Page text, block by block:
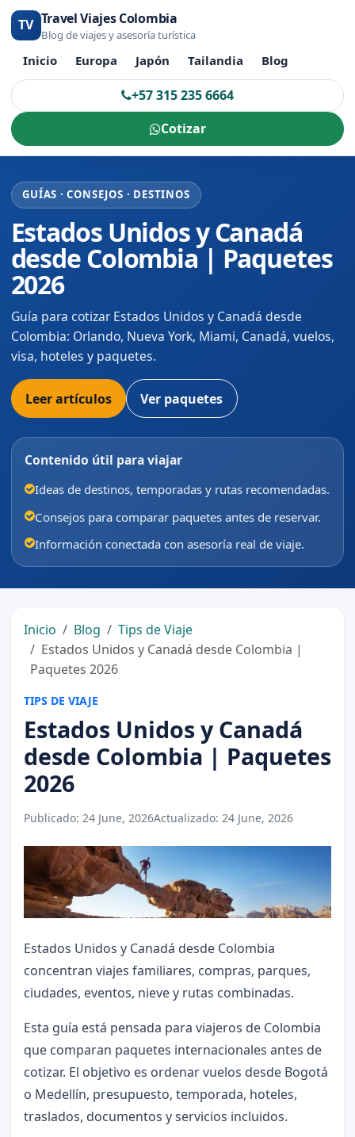
TV Travel Viajes Colombia
Blog de viajes y asesoría turística
Inicio Europa Japón Tailandia Blog
+57 315 235 6664
Cotizar
GUÍAS · CONSEJOS · DESTINOS
Estados Unidos y Canadá
desde Colombia | Paquetes
2026
Guía para cotizar Estados Unidos y Canadá desde
Colombia: Orlando, Nueva York, Miami, Canadá, vuelos,
visa, hoteles y paquetes.
Leer artículos Ver paquetes
Contenido útil para viajar
Ideas de destinos, temporadas y rutas recomendadas.
Consejos para comparar paquetes antes de reservar.
Información conectada con asesoría real de viaje.
Inicio Blog
Tips de Viaje
Estados Unidos y Canadá desde Colombia |
Paquetes 2026
TIPS DE VIAJE
Estados Unidos y Canadá
desde Colombia | Paquetes
2026
Publicado: 24 June, 2026Actualizado: 24 June, 2026
Estados Unidos y Canadá desde Colombia
concentran viajes familiares, compras, parques,
ciudades, eventos, nieve y rutas combinadas.
Esta guía está pensada para viajeros de Colombia
que comparan paquetes internacionales antes de
cotizar. El objetivo es ordenar vuelos desde Bogotá
o Medellín, presupuesto, temporada, hoteles,
traslados, documentos y servicios incluidos.